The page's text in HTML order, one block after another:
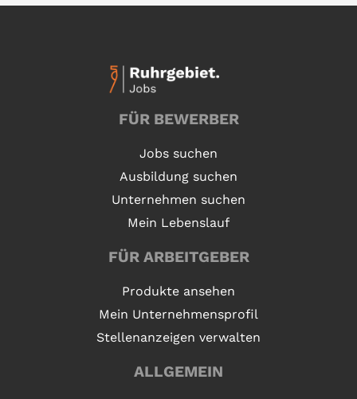
FÜR BEWERBER
Jobs suchen
Ausbildung suchen
Unternehmen suchen
Mein Lebenslauf
FÜR ARBEITGEBER
Produkte ansehen
Mein Unternehmensprofil
Stellenanzeigen verwalten
ALLGEMEIN